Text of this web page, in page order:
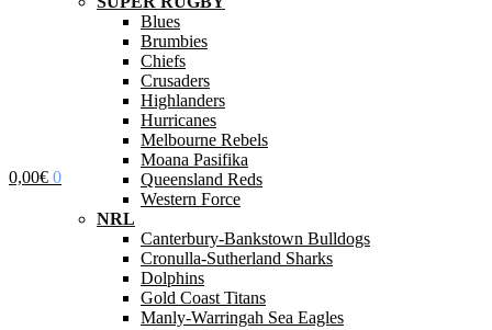
0,00€ 0
Blues
Brumbies
Chiefs
Crusaders
Highlanders
Hurricanes
Melbourne Rebels
Moana Pasifika
Queensland Reds
Western Force
NRL
Canterbury-Bankstown Bulldogs
Cronulla-Sutherland Sharks
Dolphins
Gold Coast Titans
Manly-Warringah Sea Eagles